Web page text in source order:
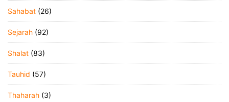
Sahabat (26)
Sejarah (92)
Shalat (83)
Tauhid (57)
Thaharah (3)